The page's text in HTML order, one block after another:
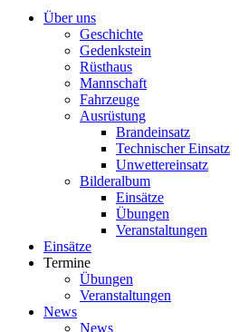
Über uns
Geschichte
Gedenkstein
Rüsthaus
Mannschaft
Fahrzeuge
Ausrüstung
Brandeinsatz
Technischer Einsatz
Unwettereinsatz
Bilderalbum
Einsätze
Übungen
Veranstaltungen
Einsätze
Termine
Übungen
Veranstaltungen
News
News